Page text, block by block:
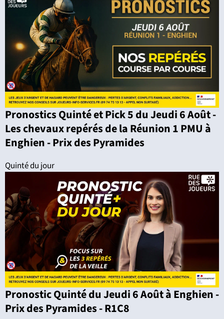
Pronostics Quinté et Pick 5 du Jeudi 6 Août -
Les chevaux repérés de la Réunion 1 PMU à
Enghien - Prix des Pyramides
Quinté du jour
Pronostic Quinté du Jeudi 6 Août à Enghien -
Prix des Pyramides - R1C8